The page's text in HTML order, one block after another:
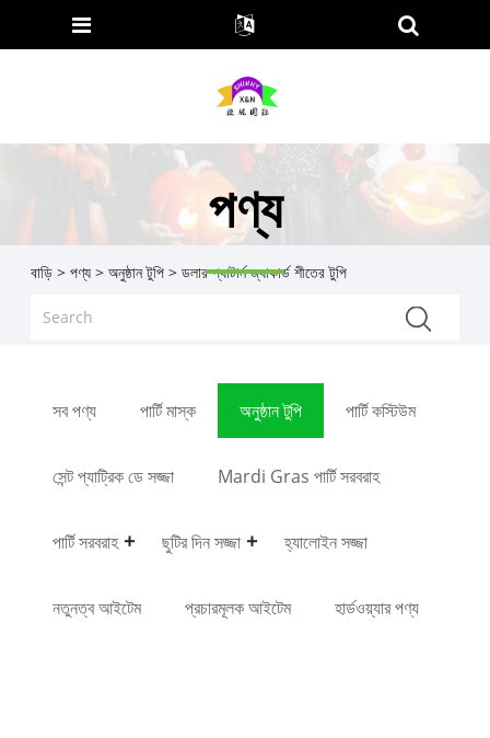
পণ্য
বাড়ি > পণ্য> অনুষ্ঠান টুপি> ডলার প্যাটার্ন জ্যাকার্ড শীতের টুপি
সব পণ্য পার্টি মাস্ক অনুষ্ঠান টুপি পার্টি কস্টিউম
সেন্ট প্যাট্রিক ডে সজ্জা Mardi Gras পার্টি সরবরাহ
পার্টি সরবরাহ ছুটির দিন সজ্জা হ্যালোইন সজ্জা
নতুনত্ব আইটেম প্রচারমূলক আইটেম হার্ডওয়্যার পণ্য